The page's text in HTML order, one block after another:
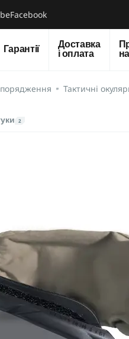
Facebook
Гарантії
Доставка
і оплата
Тактичні
2